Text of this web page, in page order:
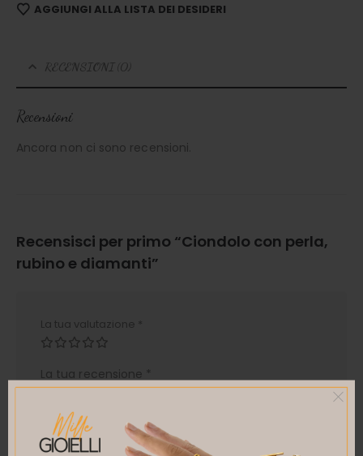
AGGIUNGI ALLA LISTA DEI DESIDERI
RECENSIONI (0)
Recensioni
Ancora non ci sono recensioni.
Recensisci per primo “Ciondolo con perla,
rubino e diamanti”
La tua valutazione *
La tua recensione *